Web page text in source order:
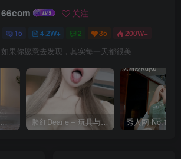
66com 关注
15 4.2W+ 2 35 200W+
如果你愿意去发现，其实每一天都很美
咬一口兔娘(Yiko湿润兔) – 8月 鸣潮-芙露德莉斯 [63P] 脸红Dearie – 玩具与你 [35P]